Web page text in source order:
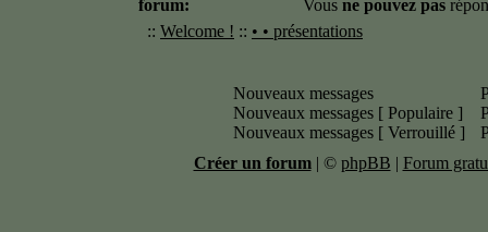
forum:
Vous ne pouvez pas
:: Welcome ! :: • • présentations
Nouveaux messages
Nouveaux messages [ Populaire ]
Nouveaux messages [ Verrouillé ]
Créer un forum| © phpBB | Forum